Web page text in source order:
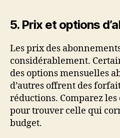
5. Prix et options
Les prix des
considérablement.
des options mensuelles
d’autres offrent des
réductions. Comparez
pour trouver celle qui
budget.